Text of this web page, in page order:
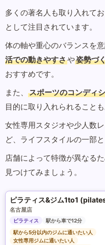
多くの著名人も取り入れて
として注目されています。
体の軸や重心のバランスを
活での動きやすさや姿勢づ
おすすめです。
また、
スポーツのコンディ
目的に取り入れられることも
女性専用スタジオや少人数
ど、ライフスタイルの一部
店舗によって特徴が異なる
見つけてみましょう。
ピラティス&ジム1to1
名古屋店
ピラティス
駅から車で12分
駅から5分以内のジムに通いたい人
女性専用ジムに通いたい人